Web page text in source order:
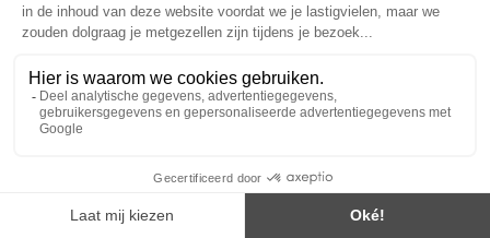
Voedingssupplement dat moet worden geconsumeerd als onderdeel van een gevarieerde,
evenwichtige voeding en een gezonde levensstijl. Aanbevolen dagelijkse dosis niet
overschrijden. Enkel voor volwassenen, buiten het bereik van kinderen houden.